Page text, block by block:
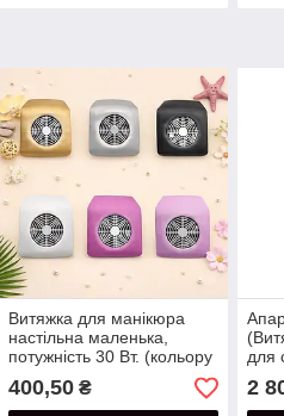
Витяжка для манікюра
настільна маленька,
потужність 30 Вт. (кольору
400,50₴
для
для
2